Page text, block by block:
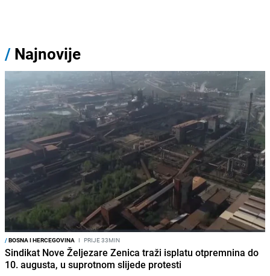
/ Najnovije
/BOSNA I HERCEGOVINA I PRIJE 33MIN
Sindikat Nove Željezare Zenica traži isplatu otpremnina do
10. augusta, u suprotnom slijede protesti